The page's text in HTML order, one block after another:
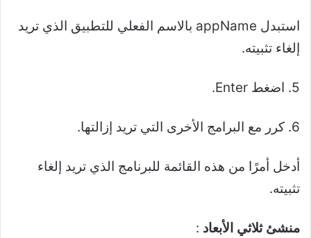
استبدل appName بالاسم الفعلي للتطبيق الذي تريد
إلغاء تثبيته.
5. اضغط Enter.
6. كرر مع البرامج الأخرى التي تريد إزالتها.
أدخل أمرًا من هذه القائمة للبرنامج الذي تريد إلغاء
تثبيته.
منشئ ثلاثي الأبعاد :